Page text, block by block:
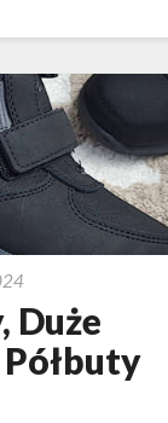
Małe
Stopy,
Duże
Wyzwania:
Duże